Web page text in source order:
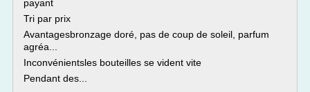
payant
Tri par prix
Avantagesbronzage doré, pas de coup de soleil, parfum
agréa...
Inconvénientsles bouteilles se vident vite
Pendant des...